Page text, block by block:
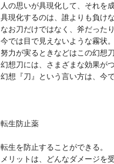
人の思いが具現化して、それを
具現化するのは、誰よりも負け
なお刀だけではなく、斧だった
今では目で見えないような霧状
努力が実るときなどはこの幻想
幻想刀には、さまざまな効果が
幻想『刀』という言い方は、今
転生防止薬
転生を防止することができる。
メリットは、どんなダメージを